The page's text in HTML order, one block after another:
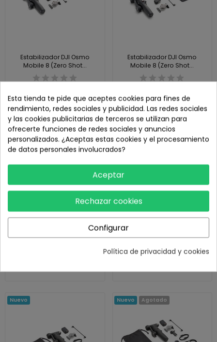
Estabilizador DJI Osmo
Mobile 8 (Zero Shot...
Estabilizador DJI Osmo
Mobile 8 (Zero Shot...
Nuevo
Estabilizador DJI Osmo
Mobile 8P Advanced...
¡En oferta! Nuevo
Mobile 8P Creator Combo...
Nuevo Nuevo Agotado
Esta tienda te pide que aceptes cookies para fines de
rendimiento, redes sociales y publicidad. Las redes sociales
y las cookies publicitarias de terceros se utilizan para
ofrecerte funciones de redes sociales y anuncios
personalizados. ¿Aceptas estas cookies y el procesamiento
de datos personales involucrados?
Aceptar
Rechazar cookies
Configurar
Política de privacidad y cookies